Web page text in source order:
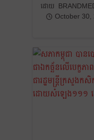
October 30,